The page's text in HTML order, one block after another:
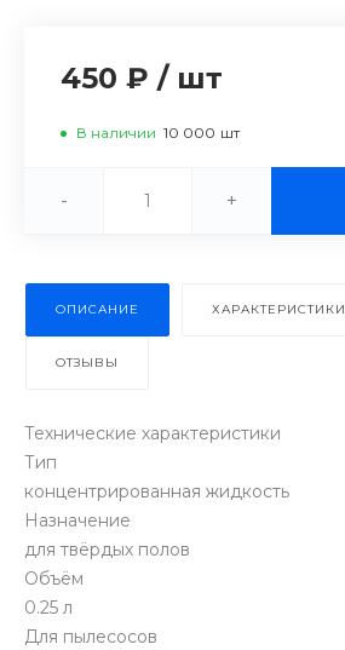
450 ₽ / шт
В наличии 10 000 шт
- +
ОПИСАНИЕ ХАРАКТЕРИСТИКИ
ОТЗЫВЫ
Технические характеристики
Тип
концентрированная жидкость
Назначение
для твёрдых полов
Объём
0.25 л
Для пылесосов